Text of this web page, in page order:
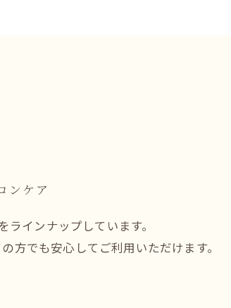
ンケア
インナップしています。
方でも安心してご利用いただけます。